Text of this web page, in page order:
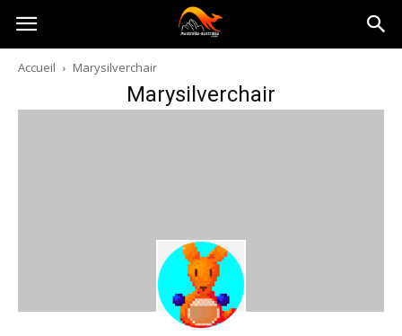
Australia-
australie.com
Accueil Marysilverchair
Marysilverchair